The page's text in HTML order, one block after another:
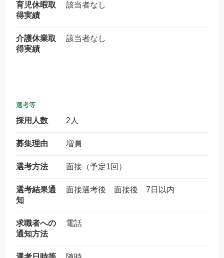
育児休暇取
得実績
該当者なし
介護休業取
得実績
該当者なし
選考等
採用人数 2人
募集理由 増員
選考方法 面接（予定1回）
選考結果通
知
面接選考後 面接後 7日以内
求職者への
通知方法
電話